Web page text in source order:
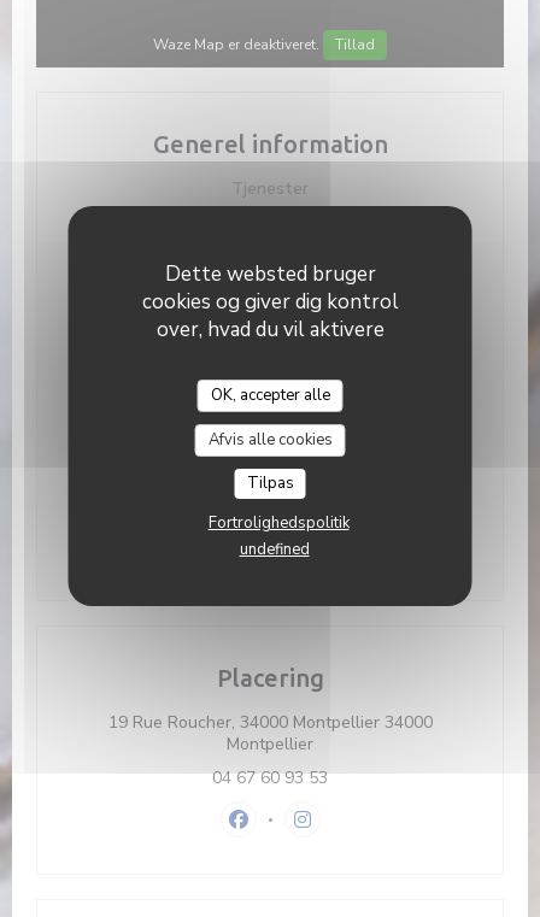
Dette websted bruger
cookies og giver dig kontrol
over, hvad du vil aktivere
OK, accepter alle
Afvis alle cookies
Tilpas
Fortrolighedspolitik
undefined
Waze Map er deaktiveret. Tillad
Generel information
Tjenester
Åbningstider
Placering
19 Rue Roucher, 34000 Montpellier 34000
Montpellier((åbner i et nyt vindue))
04 67 60 93 53
Facebook ((åbner i et nyt vindue))
Instagram ((åbner i et nyt
L’Alchimiste